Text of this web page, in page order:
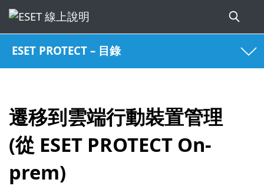
ESET PROTECT – 目錄
遷移到雲端行動裝置管理
(從 ESET PROTECT On-
prem)